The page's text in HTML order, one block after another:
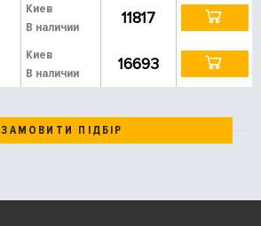
Киев
В наличии
11817
Киев
В наличии
16693
ЗАМОВИТИ ПІДБІР